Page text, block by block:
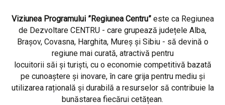
Viziunea Programului ”Regiunea Centru”este ca Regiunea
de Dezvoltare CENTRU - care grupează județele Alba,
Brașov, Covasna, Harghita, Mureș și Sibiu - să devină o
regiune mai curată, atractivă pentru
locuitorii săi și turiști, cu o economie competitivă bazată
pe cunoaștere și inovare, în care grija pentru mediu și
utilizarea rațională și durabilă a resurselor să contribuie la
bunăstarea fiecărui cetățean.